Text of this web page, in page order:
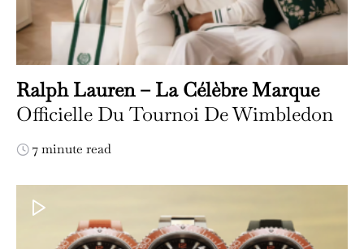
Ralph Lauren – La Célèbre Marque
Officielle Du Tournoi De Wimbledon
7 minute read